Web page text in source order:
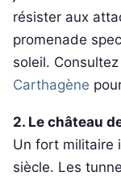
résister aux
promenade
soleil.
Carthagène
2. Le château
Un fort militaire
siècle. Les